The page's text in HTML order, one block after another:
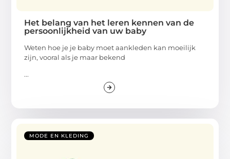
Het belang van het leren kennen van de
persoonlijkheid van uw baby
Weten hoe je je baby moet aankleden kan moeilijk
zijn, vooral als je maar bekend
...
MODE EN KLEDING